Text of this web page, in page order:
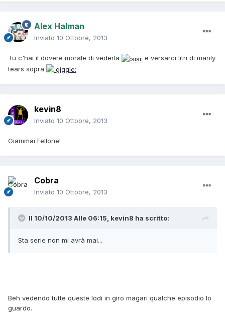
Alex Halman
Inviato 10 Ottobre, 2013
Tu c'hai il dovere morale di vederla
e versarci litri di manly
tears sopra
kevin8
Inviato 10 Ottobre, 2013
Giammai Fellone!
Cobra
Inviato 10 Ottobre, 2013
Il 10/10/2013 Alle 06:15, kevin8 ha scritto:
Sta serie non mi avrà mai...
Beh vedendo tutte queste lodi in giro magari qualche episodio lo
guardo.